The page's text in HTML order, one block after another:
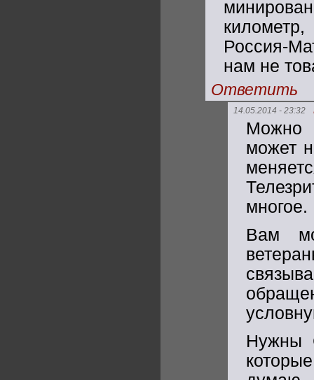
Россия-
нам не
Ответить
14.05.2014 - 23:32
Можно
может
многое.
Вам
Нужны